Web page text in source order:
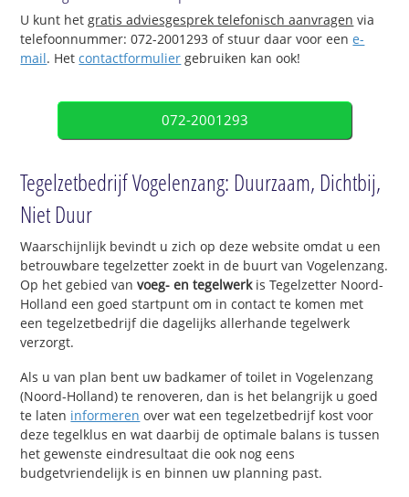
U kunt hetgratis adviesgesprek telefonisch aanvragen via
telefoonnummer: 072-2001293 of stuur daar voor eene-
mail. Hetcontactformulier gebruiken kan ook!
072-2001293
Tegelzetbedrijf Vogelenzang: Duurzaam, Dichtbij,
Niet Duur
Waarschijnlijk bevindt u zich op deze website omdat u een
betrouwbare tegelzetter zoekt in de buurt van Vogelenzang.
Op het gebied van voeg- en tegelwerkis Tegelzetter Noord-
Holland een goed startpunt om in contact te komen met
een tegelzetbedrijf die dagelijks allerhande tegelwerk
verzorgt.
Als u van plan bent uw badkamer of toilet in Vogelenzang
(Noord-Holland) te renoveren, dan is het belangrijk u goed
te laten informeren over wat een tegelzetbedrijf kost voor
deze tegelklus en wat daarbij de optimale balans is tussen
het gewenste eindresultaat die ook nog eens
budgetvriendelijk is en binnen uw planning past.